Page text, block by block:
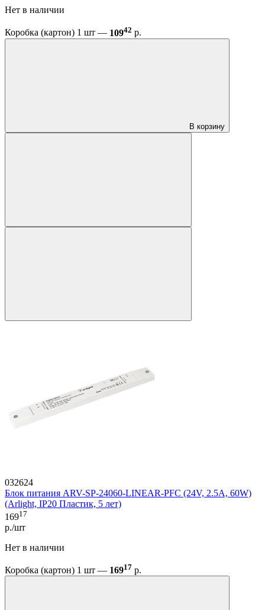
Нет в наличии
Коробка (картон) 1 шт — 10942 р.
В корзину
032624
Блок питания ARV-SP-24060-LINEAR-PFC (24V, 2.5A, 60W)
(Arlight, IP20 Пластик, 5 лет)
16917
р./шт
Нет в наличии
Коробка (картон) 1 шт — 16917 р.